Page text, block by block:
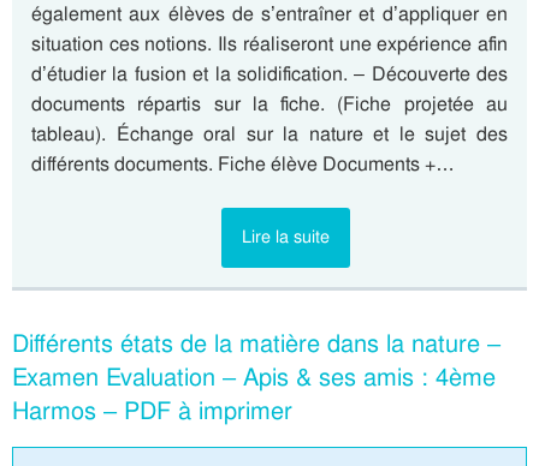
également aux élèves de s’entraîner et d’appliquer en
situation ces notions. Ils réaliseront une expérience afin
d’étudier la fusion et la solidification. – Découverte des
documents répartis sur la fiche. (Fiche projetée au
tableau). Échange oral sur la nature et le sujet des
différents documents. Fiche élève Documents +…
Lire la suite
Différents états de la matière dans la nature –
Examen Evaluation – Apis & ses amis : 4ème
Harmos – PDF à imprimer